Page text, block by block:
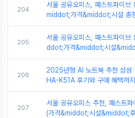
204
서울 공유오피스, 패스트파이브
middot;가격&middot;시설 총
205
서울 공유오피스, 패스트파이
ddot;가격&middot;시설
206
2025년형 AI 노트북 추천 삼
HA-K51A 후기와 구매 혜택까
207
서울 공유오피스 추천, 패스트
(가격&middot;시설&middot;